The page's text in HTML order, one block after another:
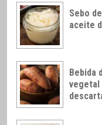
Sebo
aceite
Bebida
vegetal